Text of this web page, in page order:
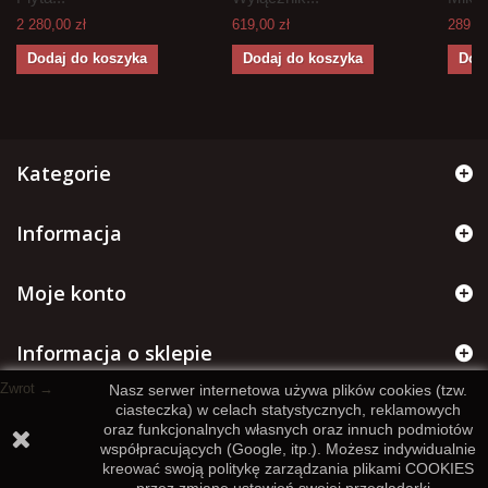
2 280,00 zł
Dodaj do koszyka
619,00 zł
Dodaj do koszyka
Kategorie
Informacja
Moje konto
Informacja o sklepie
Nasz serwer internetowa używa plików cookies (tzw.
ciasteczka) w celach statystycznych, reklamowych
oraz funkcjonalnych własnych oraz innuch podmiotów
współpracujących (Google, itp.). Możesz indywidualnie
kreować swoją politykę zarządzania plikami COOKIES
Zwrot →